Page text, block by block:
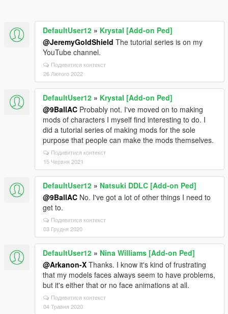
DefaultUser12 » Krystal [Add-on Ped]
@JeremyGoldShield The tutorial series is on my
YouTube channel.
Подивитися контекст
26 Лютого 2022
DefaultUser12 » Krystal [Add-on Ped]
@9BallAC Probably not. I've moved on to making
mods of characters I myself find interesting to do. I
did a tutorial series of making mods for the sole
purpose that people can make the mods themselves.
Подивитися контекст
15 Червня 2021
DefaultUser12 » Natsuki DDLC [Add-on Ped]
@9BallAC No. I've got a lot of other things I need to
get to.
Подивитися контекст
03 Грудня 2020
DefaultUser12 » Nina Williams [Add-on Ped]
@Arkanon-X Thanks. I know it's kind of frustrating
that my models faces always seem to have problems,
but it's either that or no face animations at all.
Подивитися контекст
04 Травня 2020